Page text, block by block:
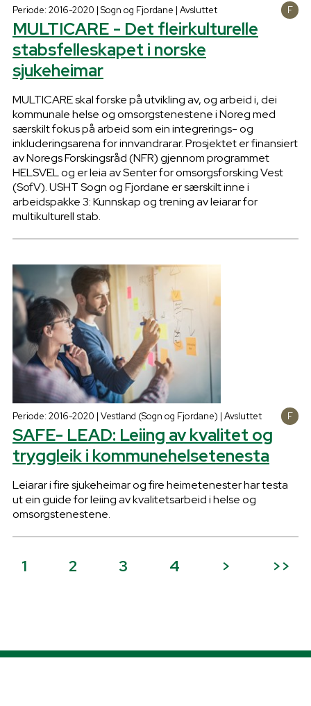
Periode: 2016-2020 | Sogn og Fjordane | Avsluttet
MULTICARE - Det fleirkulturelle
stabsfelleskapet i norske
sjukeheimar
MULTICARE skal forske på utvikling av, og arbeid i, dei
kommunale helse og omsorgstenestene i Noreg med
særskilt fokus på arbeid som ein integrerings- og
inkluderingsarena for innvandrarar. Prosjektet er finansiert
av Noregs Forskingsråd (NFR) gjennom programmet
HELSVEL og er leia av Senter for omsorgsforsking Vest
(SofV). USHT Sogn og Fjordane er særskilt inne i
arbeidspakke 3: Kunnskap og trening av leiarar for
multikulturell stab.
Periode: 2016-2020 | Vestland (Sogn og Fjordane) | Avsluttet
SAFE- LEAD: Leiing av kvalitet og
tryggleik i kommunehelsetenesta
Leiarar i fire sjukeheimar og fire heimetenester har testa
ut ein guide for leiing av kvalitetsarbeid i helse og
omsorgstenestene.
1 2 3 4 > >>